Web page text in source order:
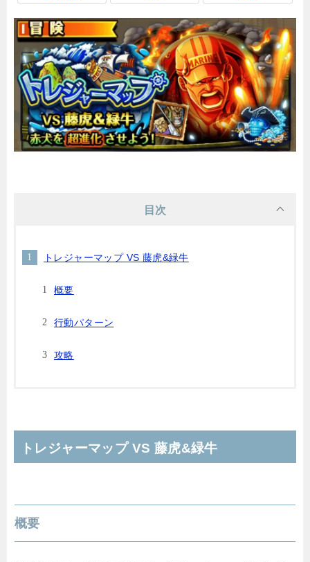
目次
トレジャーマップ VS 藤虎&緑牛
概要
行動パターン
攻略
トレジャーマップ VS 藤虎&緑牛
概要